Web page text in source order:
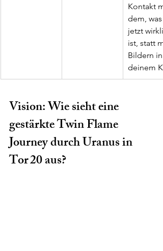
Kontakt
dem, was
jetzt
ist, statt
Bildern in
deinem
Vision: Wie sieht eine
gestärkte Twin Flame
Journey durch Uranus in
Tor 20 aus?